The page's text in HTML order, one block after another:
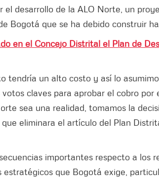
el desarrollo de la ALO Norte, un
Bogotá que se ha debido construir
en el Concejo Distrital el Plan de
tendría un alto costo y así lo
claves para aprobar el cobro por
sea una realidad, tomamos la
eliminara el artículo del Plan
importantes respecto a los
que Bogotá exige,